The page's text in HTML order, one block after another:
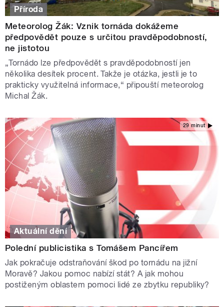
Příroda
Meteorolog Žák: Vznik tornáda dokážeme
předpovědět pouze s určitou pravděpodobností,
ne jistotou
„Tornádo lze předpovědět s pravděpodobností jen
několika desítek procent. Takže je otázka, jestli je to
prakticky využitelná informace,“ připouští meteorolog
Michal Žák.
29 minut
Aktuální dění
Polední publicistika s Tomášem Pancířem
Jak pokračuje odstraňování škod po tornádu na jižní
Moravě? Jakou pomoc nabízí stát? A jak mohou
postiženým oblastem pomoci lidé ze zbytku republiky?